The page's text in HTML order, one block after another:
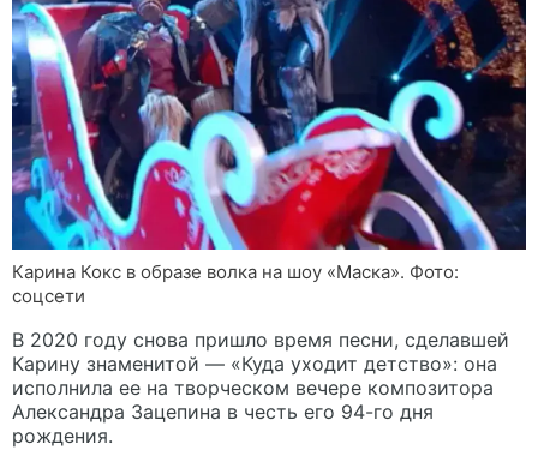
Карина Кокс в образе волка на шоу «Маска». Фото:
соцсети
В 2020 году снова пришло время песни, сделавшей
Карину знаменитой — «Куда уходит детство»: она
исполнила ее на творческом вечере композитора
Александра Зацепина в честь его 94-го дня
рождения.